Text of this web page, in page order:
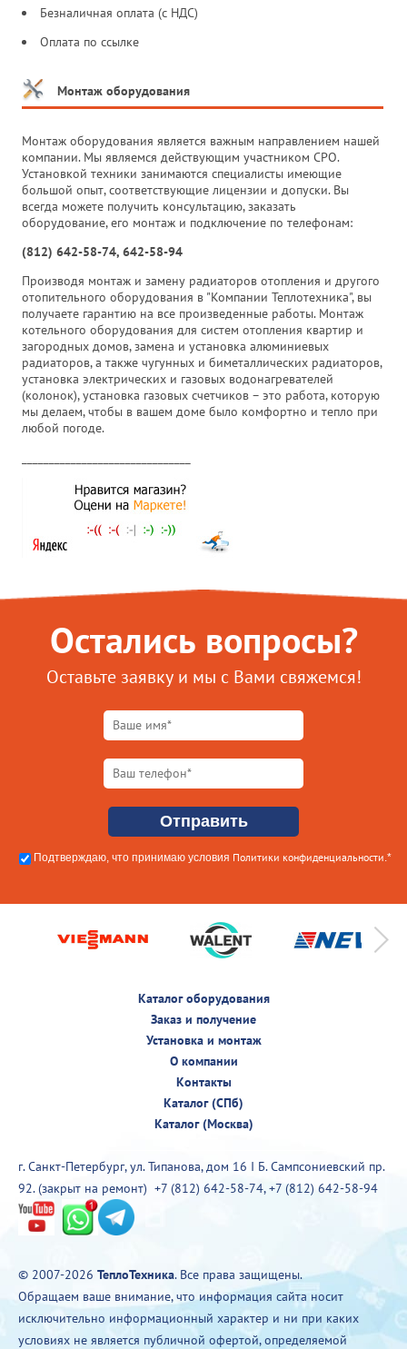
Безналичная оплата (с НДС)
Оплата по ссылке
Монтаж оборудования
Монтаж оборудования является важным направлением нашей
компании. Мы являемся действующим участником СРО.
Установкой техники занимаются специалисты имеющие
большой опыт, соответствующие лицензии и допуски. Вы
всегда можете получить консультацию, заказать
оборудование, его монтаж и подключение по телефонам:
(812) 642-58-74, 642-58-94
Производя монтаж и замену радиаторов отопления и другого
отопительного оборудования в "Компании Теплотехника", вы
получаете гарантию на все произведенные работы. Монтаж
котельного оборудования для систем отопления квартир и
загородных домов, замена и установка алюминиевых
радиаторов, а также чугунных и биметаллических радиаторов,
установка электрических и газовых водонагревателей
(колонок), установка газовых счетчиков – это работа, которую
мы делаем, чтобы в вашем доме было комфортно и тепло при
любой погоде.
Остались вопросы?
Оставьте заявку и мы с Вами свяжемся!
Подтверждаю, что принимаю условия Политики конфиденциальности.*
Каталог оборудования
Заказ и получение
Установка и монтаж
О компании
Контакты
Каталог (СПб)
Каталог (Москва)
г. Санкт-Петербург, ул. Типанова, дом 16 I Б. Сампсониевский пр.
92. (закрыт на ремонт) +7 (812) 642-58-74,+7 (812) 642-58-94
© 2007-2026 ТеплоТехника. Все права защищены.
Обращаем ваше внимание, что информация сайта носит
исключительно информационный характер и ни при каких
условиях не является публичной офертой, определяемой